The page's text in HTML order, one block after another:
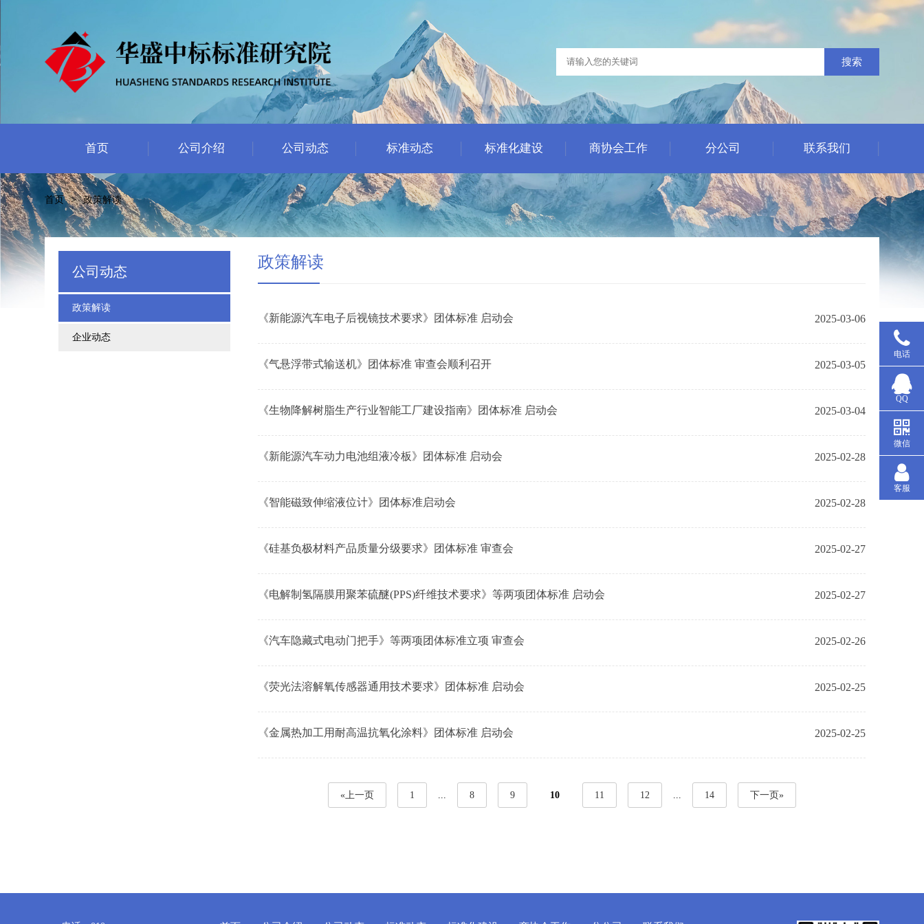
搜索
首页 公司介绍 公司动态 标准动态 标准化建设 商协会工作 分公司 联系我们
首页 > 政策解读
公司动态
政策解读
企业动态
政策解读
《新能源汽车电子后视镜技术要求》团体标准 启动会 2025-03-06
《气悬浮带式输送机》团体标准 审查会顺利召开 2025-03-05
《生物降解树脂生产行业智能工厂建设指南》团体标准 启动会 2025-03-04
《新能源汽车动力电池组液冷板》团体标准 启动会 2025-02-28
《智能磁致伸缩液位计》团体标准启动会 2025-02-28
《硅基负极材料产品质量分级要求》团体标准 审查会 2025-02-27
《电解制氢隔膜用聚苯硫醚(PPS)纤维技术要求》等两项团体标准 启动会 2025-02-27
《汽车隐藏式电动门把手》等两项团体标准立项 审查会 2025-02-26
《荧光法溶解氧传感器通用技术要求》团体标准 启动会 2025-02-25
《金属热加工用耐高温抗氧化涂料》团体标准 启动会 2025-02-25
«上一页 1 ... 8 9 10 11 12 ... 14 下一页»
电话
QQ
微信
客服